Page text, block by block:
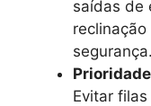
saídas de
segurança.
Evitar